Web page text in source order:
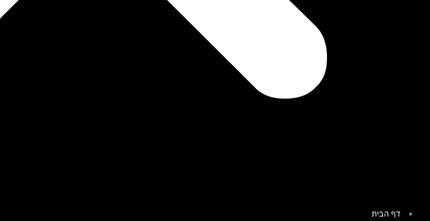
דף הבית